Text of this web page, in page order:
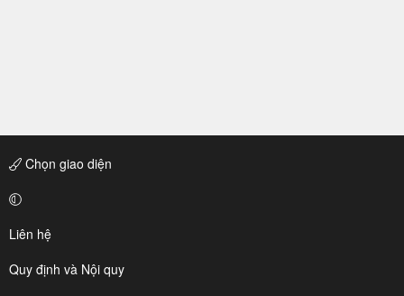
Chọn giao diện
Liên hệ
Quy định và Nội quy